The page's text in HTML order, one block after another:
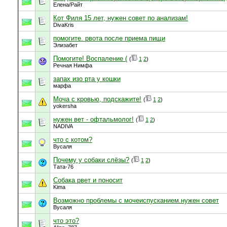
Елена/Райт
Кот Филя 15 лет, нужен совет по анализам!
DivaKris
помогите. рвота после приема пищи
Элизабет
Помогите! Воспаление ( ( 1 2)
Речная Нимфа
запах изо рта у кошки
марфа
Моча с кровью, подскажите! ( 1 2)
yokersha
нужен вет - офтальмолог! ( 1 2)
NADIVA
что с котом?
Вусаля
Почему у собаки слёзы? ( 1 2)
Тата-76
Собака рвет и поносит
Kima
Возможно проблемы с мочеиспусканием.нужен совет
Вусаля
что это?